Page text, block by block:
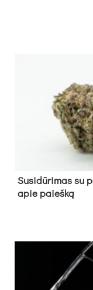
Su­si­dū­ri­mas su
apie paieš­ką